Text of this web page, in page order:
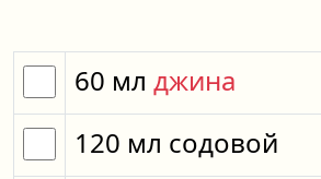
60 мл джина
120 мл содовой